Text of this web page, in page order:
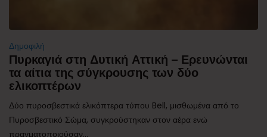
Δημοφιλή
Πυρκαγιά στη Δυτική Αττική – Ερευνώνται
τα αίτια της σύγκρουσης των δύο
ελικοπτέρων
Δύο πυροσβεστικά ελικόπτερα τύπου Bell, μισθωμένα από το
Πυροσβεστικό Σώμα, συγκρούστηκαν στον αέρα ενώ
πραγματοποιούσαν...